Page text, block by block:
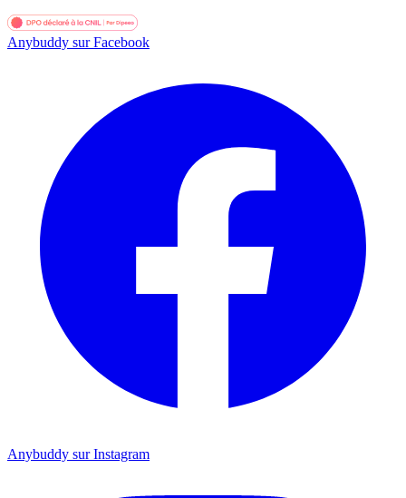
Anybuddy sur Facebook
Anybuddy sur Instagram